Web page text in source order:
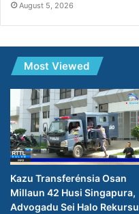
August 5, 2026
Most Viewed
Kazu Transferénsia Osan
Millaun 42 Husi Singapura,
Advogadu Sei Halo Rekursu